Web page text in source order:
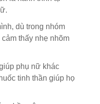
dù trong nhóm
thấy nhẹ nhõm
phụ nữ khác
tinh thần giúp họ